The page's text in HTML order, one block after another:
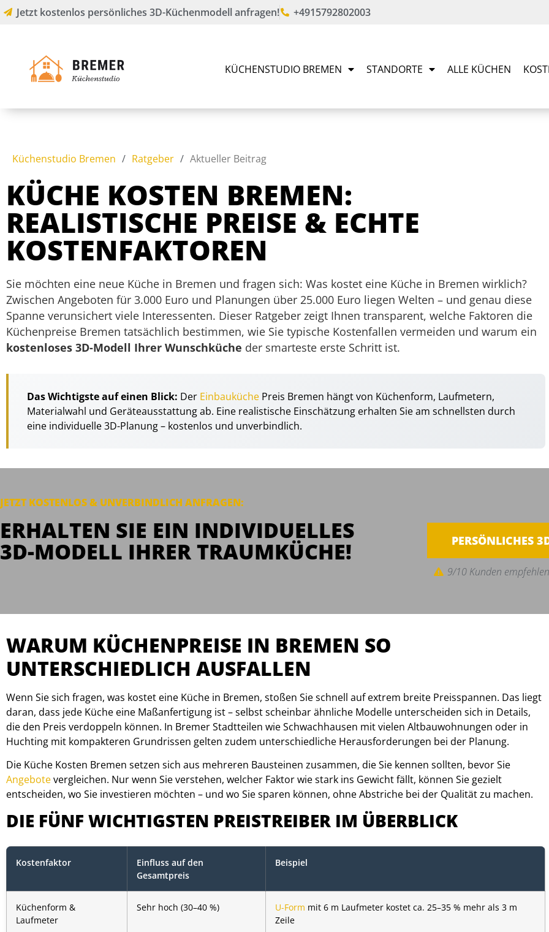
Jetzt kostenlos persönliches 3D-Küchenmodell anfragen! +4915792802003
KÜCHENSTUDIO BREMEN STANDORTE ALLE KÜCHEN
Küchenstudio Bremen / Ratgeber / Aktueller Beitrag
KÜCHE KOSTEN BREMEN:
REALISTISCHE PREISE & ECHTE
KOSTENFAKTOREN
Sie möchten eine neue Küche in Bremen und fragen sich: Was kostet eine Küche in Bremen wirklich?
Zwischen Angeboten für 3.000 Euro und Planungen über 25.000 Euro liegen Welten – und genau diese
Spanne verunsichert viele Interessenten. Dieser Ratgeber zeigt Ihnen transparent, welche Faktoren die
Küchenpreise Bremen tatsächlich bestimmen, wie Sie typische Kostenfallen vermeiden und warum ein
kostenloses 3D-Modell Ihrer Wunschküche der smarteste erste Schritt ist.
Das Wichtigste auf einen Blick: Der Einbauküche Preis Bremen hängt von Küchenform, Laufmetern,
Materialwahl und Geräteausstattung ab. Eine realistische Einschätzung erhalten Sie am schnellsten durch
eine individuelle 3D-Planung – kostenlos und unverbindlich.
JETZT KOSTENLOS & UNVERBINDLICH ANFRAGEN:
ERHALTEN SIE EIN INDIVIDUELLES
3D-MODELL IHRER TRAUMKÜCHE! PERSÖNLICHES
9/10 Kunden
WARUM KÜCHENPREISE IN BREMEN SO
UNTERSCHIEDLICH AUSFALLEN
Wenn Sie sich fragen, was kostet eine Küche in Bremen, stoßen Sie schnell auf extrem breite Preisspannen. Das liegt
daran, dass jede Küche eine Maßanfertigung ist – selbst scheinbar ähnliche Modelle unterscheiden sich in Details,
die den Preis verdoppeln können. In Bremer Stadtteilen wie Schwachhausen mit vielen Altbauwohnungen oder in
Huchting mit kompakteren Grundrissen gelten zudem unterschiedliche Herausforderungen bei der Planung.
Die Küche Kosten Bremen setzen sich aus mehreren Bausteinen zusammen, die Sie kennen sollten, bevor Sie
Angebotevergleichen. Nur wenn Sie verstehen, welcher Faktor wie stark ins Gewicht fällt, können Sie gezielt
entscheiden, wo Sie investieren möchten – und wo Sie sparen können, ohne Abstriche bei der Qualität zu machen.
DIE FÜNF WICHTIGSTEN PREISTREIBER IM ÜBERBLICK
Kostenfaktor
Einfluss auf den
Gesamtpreis
Beispiel
Küchenform &
Laufmeter
Sehr hoch (30–40 %) U-Form mit 6 m Laufmeter kostet ca. 25–35 % mehr als 3 m
Zeile